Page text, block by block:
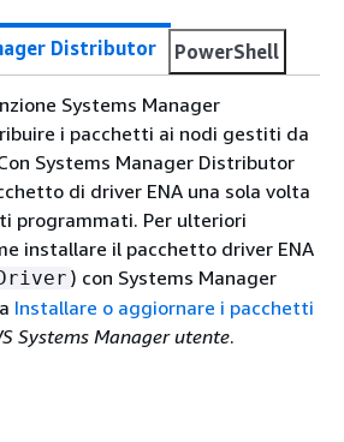
Distributor PowerShell
Systems Manager
i pacchetti ai nodi gestiti da
Systems Manager Distributor
di driver ENA una sola volta
programmati. Per ulteriori
installare il pacchetto driver ENA
) con Systems Manager
Installare o aggiornare i pacchetti
Systems Manager utente.